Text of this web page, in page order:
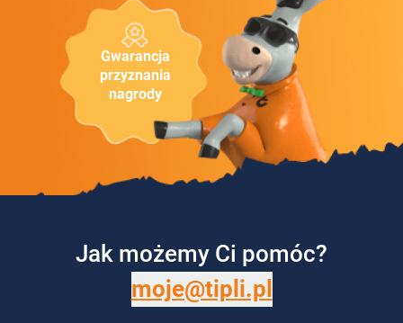
Gwarancja
przyznania
nagrody
Jak możemy Ci pomóc?
moje@tipli.pl